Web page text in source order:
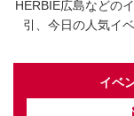
HERBIE広島などの
引、今日の人気イ
イベ